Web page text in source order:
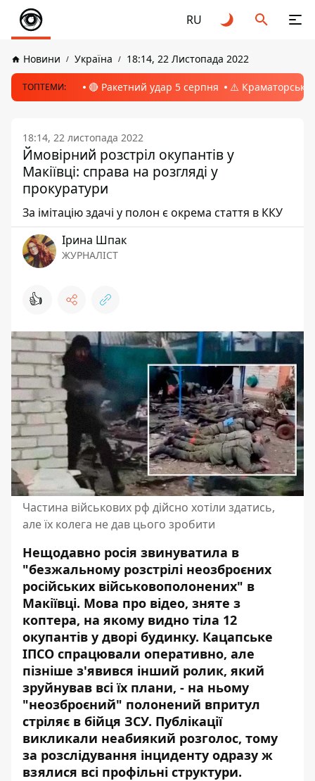
RU
Новини Україна 18:14, 22 Листопада 2022
ТОПТЕМИ: 🔴 Ракетний удар 5 серпня ⚠️ Краматорськ,
18:14, 22 листопада 2022
Ймовірний розстріл окупантів у
Макіївці: справа на розгляді у
прокуратури
За імітацію здачі у полон є окрема стаття в ККУ
Ірина Шпак
ЖУРНАЛІСТ
👍
Частина військових рф дійсно хотіли здатись,
але їх колега не дав цього зробити
Нещодавно росія звинуватила в
"безжальному розстрілі неозброєних
російських військовополонених" в
Макіївці. Мова про відео, зняте з
коптера, на якому видно тіла 12
окупантів у дворі будинку. Кацапське
ІПСО спрацювали оперативно, але
пізніше з'явився інший ролик, який
зруйнував всі їх плани, - на ньому
"неозброєний" полонений впритул
стріляє в бійця ЗСУ. Публікації
викликали неабиякий розголос, тому
за розслідування інциденту одразу ж
взялися всі профільні структури.